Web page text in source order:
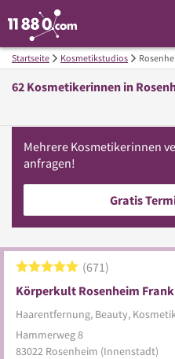
Startseite Kosmetikstudios
62 Kosmetikerinnen in
Mehrere Kosmetikerinnen
anfragen!
Gratis
Körperkult Rosenheim
Haarentfernung, Beauty,
671
Hammerweg 8
83022 Rosenheim (Innenstadt)